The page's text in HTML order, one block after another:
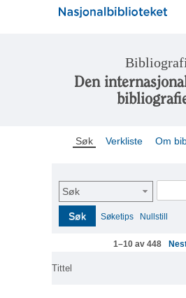
Bibliografi
Den
Søk Verkliste Om
Søk
Søk Søketips Nullstill
1–10 av 448
Tittel